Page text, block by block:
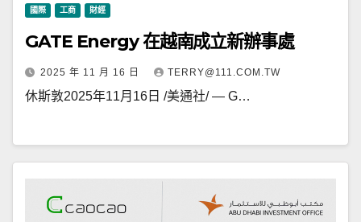
國際 工商 財經
GATE Energy 在越南成立新辦事處
2025 年 11 月 16 日 TERRY@111.COM.TW
休斯敦2025年11月16日 /美通社/ — G…